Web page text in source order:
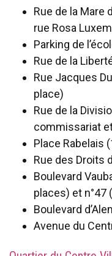
Rue de la Mare
rue Rosa
Parking de
Rue de la
Rue Jacques
place)
Rue de la
commissariat
Place Rabelais
Rue des Droits
Boulevard
places) et n°47
Boulevard
Avenue du